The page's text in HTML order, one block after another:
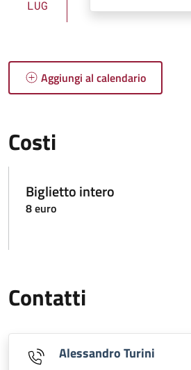
LUG
Aggiungi al calendario
Costi
Biglietto intero
8 euro
Contatti
Alessandro Turini